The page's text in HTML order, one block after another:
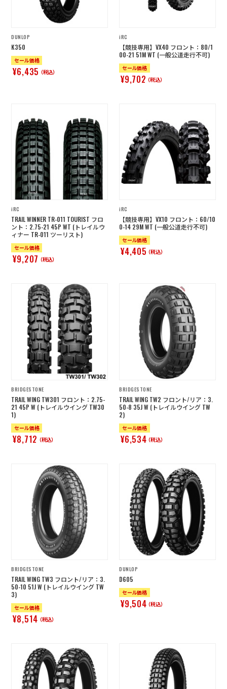
DUNLOP
K350
セール価格
¥6,435（税込）
iRC
【競技専用】VX40 フロント：80/1
00-21 51M WT (一般公道走行不可)
セール価格
¥9,702（税込）
iRC
TRAIL WINNER TR-011 TOURIST フロ
ント：2.75-21 45P WT (トレイルウ
ィナー TR-011 ツーリスト)
セール価格
¥9,207（税込）
iRC
【競技専用】VX10 フロント：60/10
0-14 29M WT (一般公道走行不可)
セール価格
¥4,405（税込）
BRIDGESTONE
TRAIL WING TW301 フロント：2.75-
21 45P W (トレイルウイング TW30
1)
セール価格
¥8,712（税込）
BRIDGESTONE
TRAIL WING TW2 フロント/リア：3.
50-8 35J W (トレイルウイング TW
2)
セール価格
¥6,534（税込）
BRIDGESTONE
TRAIL WING TW3 フロント/リア：3.
50-10 51J W (トレイルウイング TW
3)
セール価格
¥8,514（税込）
DUNLOP
D605
セール価格
¥9,504（税込）